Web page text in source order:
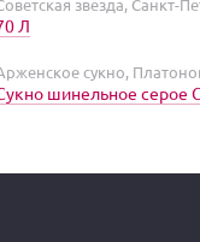
звезда, Санкт-
Л
сукно,
шинельное серое